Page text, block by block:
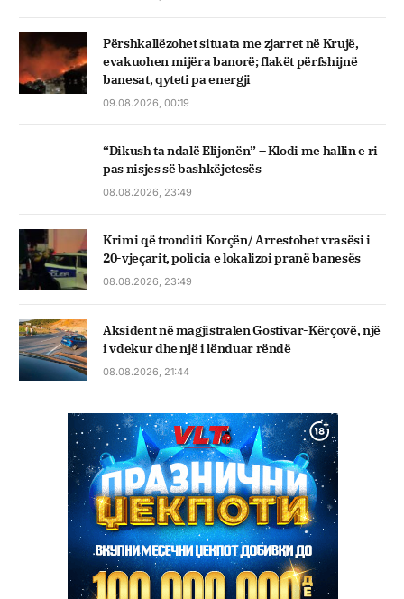
Përshkallëzohet situata me zjarret në Krujë,
evakuohen mijëra banorë; flakët përfshijnë
banesat, qyteti pa energji
09.08.2026, 00:19
“Dikush ta ndalë Elijonën” – Klodi me hallin e ri
pas nisjes së bashkëjetesës
08.08.2026, 23:49
Krimi që tronditi Korçën/ Arrestohet vrasësi i
20-vjeçarit, policia e lokalizoi pranë banesës
08.08.2026, 23:49
Aksident në magjistralen Gostivar-Kërçovë, një
i vdekur dhe një i lënduar rëndë
08.08.2026, 21:44